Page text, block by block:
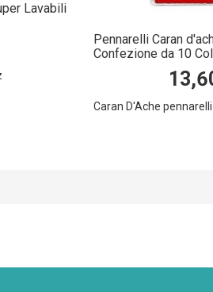
Lavabili
Pennarelli Caran
Confezione da 10
Caran D'Ache